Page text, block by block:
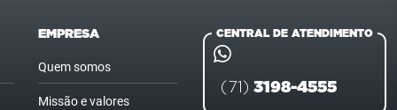
EMPRESA
Quem somos
Missão e valores
CENTRAL DE ATENDIMENTO
(71) 3198-4555